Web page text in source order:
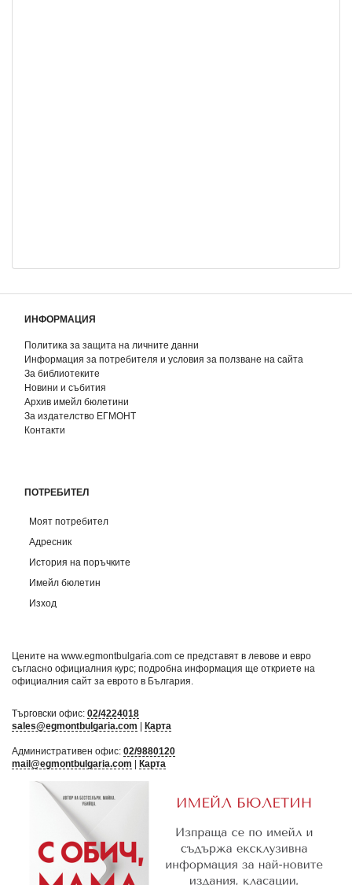
ИНФОРМАЦИЯ
Политика за защита на личните данни
Информация за потребителя и условия за ползване на сайта
За библиотеките
Новини и събития
Архив имейл бюлетини
За издателство ЕГМОНТ
Контакти
ПОТРЕБИТЕЛ
Моят потребител
Адресник
История на поръчките
Имейл бюлетин
Изход
Цените на www.egmontbulgaria.com се представят в левове и евро
съгласно официалния курс; подробна информация ще откриете на
официалния сайт за еврото в България
Търговски офис: 02/4224018
sales@egmontbulgaria.com | Карта
Административен офис: 02/9880120
mail@egmontbulgaria.com | Карта